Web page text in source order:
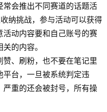
常会推出不同赛道的话题活
纳挑战，参与活动可以获得
动内容要和自己账号的赛
的内容。
赞、刷粉，也不要在笔记里
台，一旦被系统判定违
重的还会被封号，所有操